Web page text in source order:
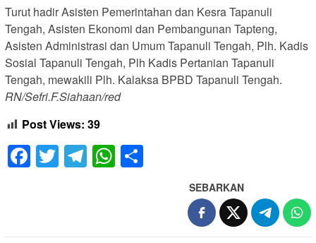
Turut hadir Asisten Pemerintahan dan Kesra Tapanuli
Tengah, Asisten Ekonomi dan Pembangunan Tapteng,
Asisten Administrasi dan Umum Tapanuli Tengah, Plh. Kadis
Sosial Tapanuli Tengah, Plh Kadis Pertanian Tapanuli
Tengah, mewakili Plh. Kalaksa BPBD Tapanuli Tengah.
RN/Sefri.F.Siahaan/red
Post Views: 39
Facebook
Twitter
Telegram
WhatsApp
SEBARKAN